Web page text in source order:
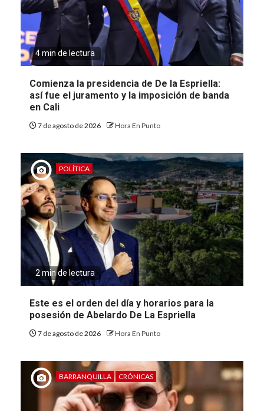
4 min de lectura
Comienza la presidencia de De la Espriella:
así fue el juramento y la imposición de banda
en Cali
7 de agosto de 2026 Hora En Punto
POLÍTICA
2 min de lectura
Este es el orden del día y horarios para la
posesión de Abelardo De La Espriella
7 de agosto de 2026 Hora En Punto
BARRANQUILLA CRÓNICAS